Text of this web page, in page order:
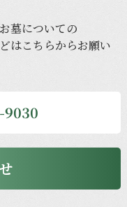
お墓についての
はこちらからお願い